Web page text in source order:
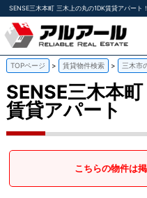
SENSE三木本町 三木上の丸の1DK賃貸アパー
TOPページ 賃貸物件検索 三木市
SENSE三木本町
賃貸アパート
こちらの物件は